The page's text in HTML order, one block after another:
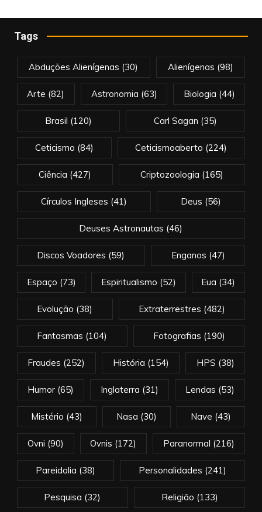
Tags
Abduções Alienígenas (30) Alienígenas (98)
Arte (82) Astronomia (63) Biologia (44)
Brasil (120) Carl Sagan (35)
Ceticismo (84) Ceticismoaberto (224)
Ciência (427) Criptozoologia (165)
Círculos Ingleses (41) Deus (56)
Deuses Astronautas (46)
Discos Voadores (59) Enganos (47)
Espaço (73) Espiritualismo (52) Eua (34)
Evolução (38) Extraterrestres (482)
Fantasmas (104) Fotografias (190)
Fraudes (252) História (154) HPS (38)
Humor(65) Inglaterra (31) Lendas (53)
Mistério (43) Nasa (30) Nave (43)
Ovni (90) Ovnis (172) Paranormal (216)
Pareidolia (38) Personalidades (241)
Pesquisa (32) Religião (133)